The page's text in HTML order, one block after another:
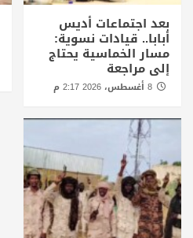
بعد اجتماعات أديس
أبابا.. قيادات نسوية:
مسار الخماسية يحتاج
إلى مراجعة